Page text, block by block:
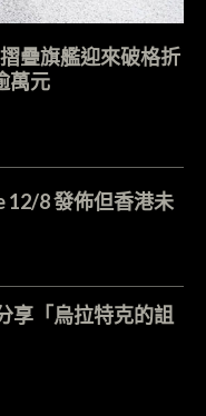
疊旗艦迎來破格折
萬元
12/8 發佈但香港未
享「烏拉特克的詛